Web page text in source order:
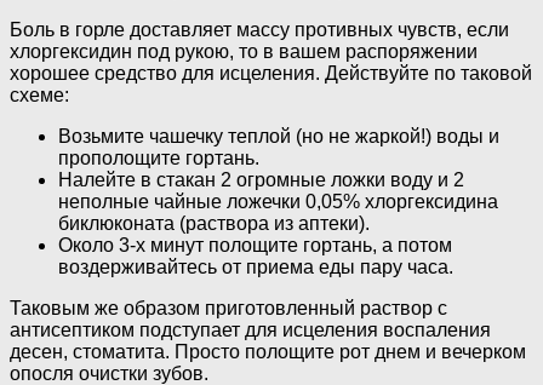
Боль в горле доставляет массу противных чувств, если
хлоргексидин под рукою, то в вашем распоряжении
хорошее средство для исцеления. Действуйте по таковой
схеме:
Возьмите чашечку теплой (но не жаркой!) воды и
прополощите гортань.
Налейте в стакан 2 огромные ложки воду и 2
неполные чайные ложечки 0,05% хлоргексидина
биклюконата (раствора из аптеки).
Около 3-х минут полощите гортань, а потом
воздерживайтесь от приема еды пару часа.
Таковым же образом приготовленный раствор с
антисептиком подступает для исцеления воспаления
десен, стоматита. Просто полощите рот днем и вечерком
опосля очистки зубов.